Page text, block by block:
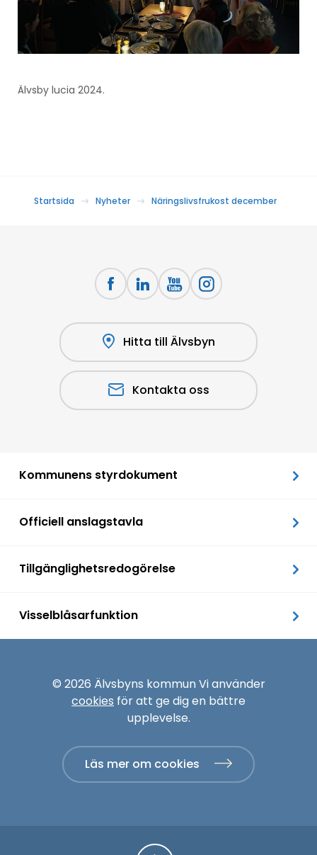
Älvsby lucia 2024.
Startsida Nyheter Näringslivsfrukost december
Hitta till Älvsbyn
Kontakta oss
Kommunens styrdokument
Officiell anslagstavla
Tillgänglighetsredogörelse
Visselblåsarfunktion
© 2026 Älvsbyns kommun Vi använder
cookies för att ge dig en bättre
upplevelse.
Läs mer om cookies